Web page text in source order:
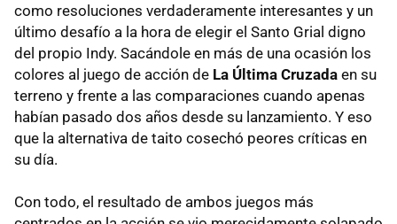
como resoluciones verdaderamente interesantes y un
último desafío a la hora de elegir el Santo Grial digno
del propio Indy. Sacándole en más de una ocasión los
colores al juego de acción de La Última Cruzada en su
terreno y frente a las comparaciones cuando apenas
habían pasado dos años desde su lanzamiento. Y eso
que la alternativa de taito cosechó peores críticas en
su día.
Con todo, el resultado de ambos juegos más